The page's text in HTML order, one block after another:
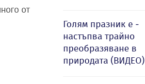
от
Голям празник е -
настъпва трайно
преобразяване в
природата (ВИДЕО)